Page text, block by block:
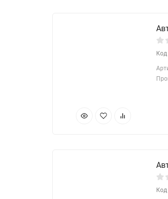
Код
Код